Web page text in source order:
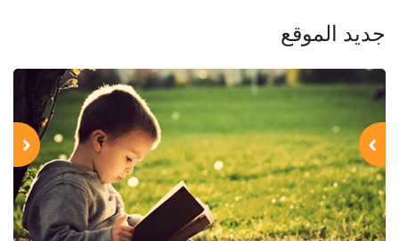
جديد الموقع